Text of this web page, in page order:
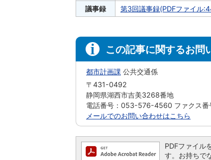
議事録
第3回議事録(PDFファイル
この記事に関するお問
都市計画課 公共交通係
〒431-0492
静岡県湖西市吉美3268番地
電話番号：053-576-4560 ファクス
メールでのお問い合わせはこちら
PDFファイル
す。お持ちで